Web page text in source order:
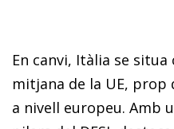
En canvi, Itàlia se
mitjana de la UE, prop
a nivell europeu. Amb